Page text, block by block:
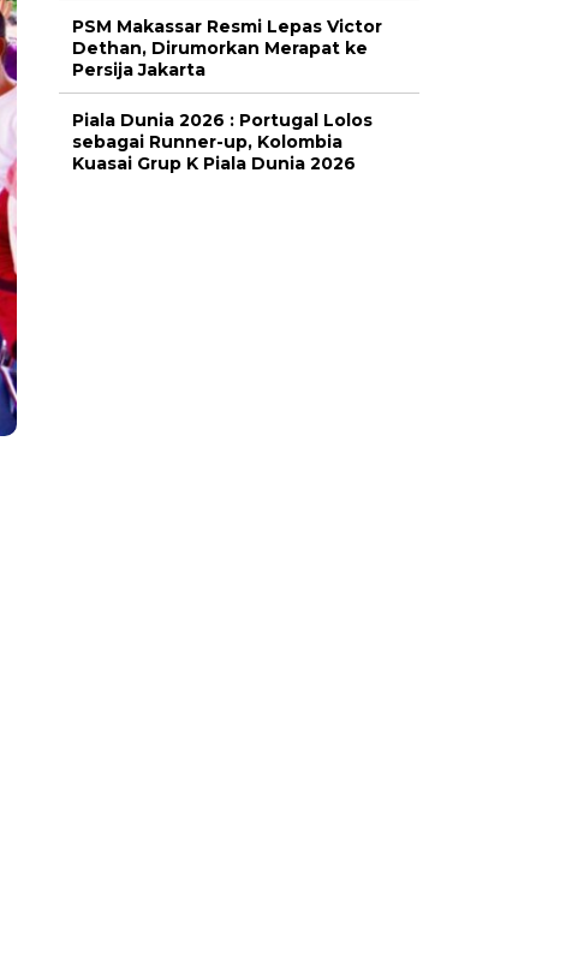
PSM Makassar Resmi Lepas Victor
Dethan, Dirumorkan Merapat ke
Persija Jakarta
Piala Dunia 2026 : Portugal Lolos
sebagai Runner-up, Kolombia
Kuasai Grup K Piala Dunia 2026